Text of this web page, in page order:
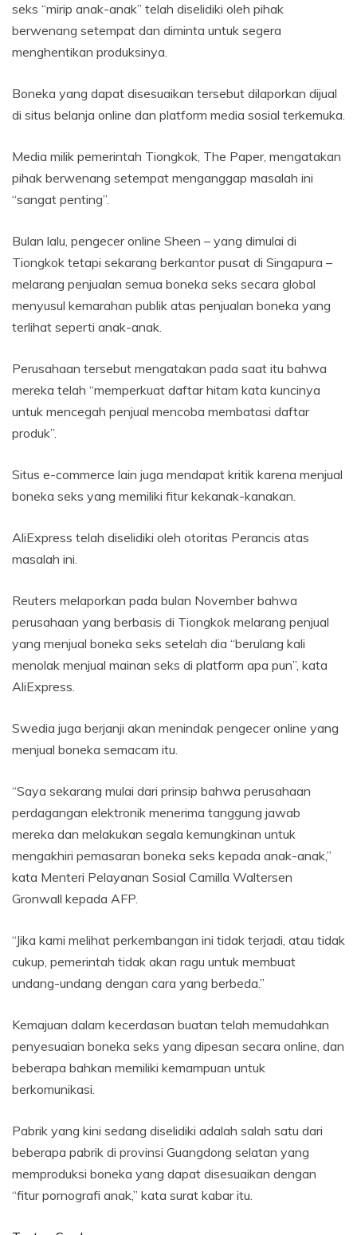
seks “mirip anak-anak” telah diselidiki oleh pihak
berwenang setempat dan diminta untuk segera
menghentikan produksinya.
Boneka yang dapat disesuaikan tersebut dilaporkan dijual
di situs belanja online dan platform media sosial terkemuka.
Media milik pemerintah Tiongkok, The Paper, mengatakan
pihak berwenang setempat menganggap masalah ini
“sangat penting”.
Bulan lalu, pengecer online Sheen – yang dimulai di
Tiongkok tetapi sekarang berkantor pusat di Singapura –
melarang penjualan semua boneka seks secara global
menyusul kemarahan publik atas penjualan boneka yang
terlihat seperti anak-anak.
Perusahaan tersebut mengatakan pada saat itu bahwa
mereka telah “memperkuat daftar hitam kata kuncinya
untuk mencegah penjual mencoba membatasi daftar
produk”.
Situs e-commerce lain juga mendapat kritik karena menjual
boneka seks yang memiliki fitur kekanak-kanakan.
AliExpress telah diselidiki oleh otoritas Perancis atas
masalah ini.
Reuters melaporkan pada bulan November bahwa
perusahaan yang berbasis di Tiongkok melarang penjual
yang menjual boneka seks setelah dia “berulang kali
menolak menjual mainan seks di platform apa pun”, kata
AliExpress.
Swedia juga berjanji akan menindak pengecer online yang
menjual boneka semacam itu.
“Saya sekarang mulai dari prinsip bahwa perusahaan
perdagangan elektronik menerima tanggung jawab
mereka dan melakukan segala kemungkinan untuk
mengakhiri pemasaran boneka seks kepada anak-anak,”
kata Menteri Pelayanan Sosial Camilla Waltersen
Gronwall kepada AFP.
“Jika kami melihat perkembangan ini tidak terjadi, atau tidak
cukup, pemerintah tidak akan ragu untuk membuat
undang-undang dengan cara yang berbeda.”
Kemajuan dalam kecerdasan buatan telah memudahkan
penyesuaian boneka seks yang dipesan secara online, dan
beberapa bahkan memiliki kemampuan untuk
berkomunikasi.
Pabrik yang kini sedang diselidiki adalah salah satu dari
beberapa pabrik di provinsi Guangdong selatan yang
memproduksi boneka yang dapat disesuaikan dengan
“fitur pornografi anak,” kata surat kabar itu.